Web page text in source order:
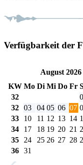
Verfügbarkeit der
August 2026
KW Mo Di Mi Do Fr
32
32 03 04 05 06 07
33
10 11 12 13 14
34
17 18 19 20 21
35
24 25 26 27 28
36 31